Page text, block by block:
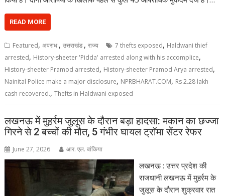
READ MORE
Featured,अपराध ,उत्तराखंड,राज्य 7 thefts exposed, Haldwani thief
arrested, History-sheeter 'Pidda' arrested along with his accomplice,
History-sheeter Pramod arrested, History-sheeter Pramod Arya arrested,
Nainital Police make a major disclosure, NPRBHARAT.COM, Rs 2.28 lakh
cash recovered.,Thefts in Haldwani exposed
लखनऊ में मुहर्रम जुलूस के दौरान बड़ा हादसा: मकान का छज्जा
गिरने से 2 बच्चों की मौत, 5 गंभीर घायल ट्रॉमा सेंटर रेफर
June 27, 2026 आर. एल. बांकिया
लखनऊ : उत्तर प्रदेश की
राजधानी लखनऊ में मुहर्रम के
जुलूस के दौरान शुक्रवार रात